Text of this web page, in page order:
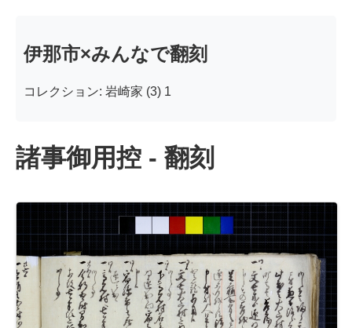
伊那市×みんなで翻刻
コレクション: 岩崎家 (3) 1
諸事御用控 - 翻刻